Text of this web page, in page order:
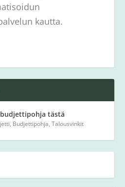
kautta.
tästä
, Budjettipohja,Talousvinkit